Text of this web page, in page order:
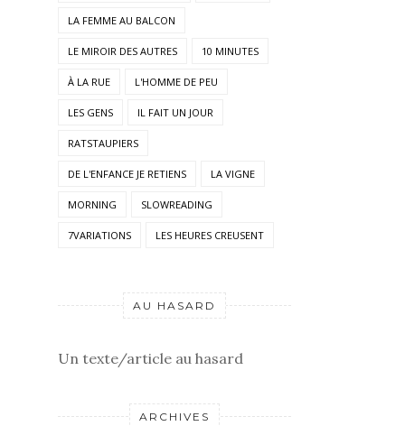
LA FEMME AU BALCON
LE MIROIR DES AUTRES 10 MINUTES
À LA RUE L'HOMME DE PEU
LES GENS IL FAIT UN JOUR
RATSTAUPIERS
DE L'ENFANCE JE RETIENS LA VIGNE
MORNING SLOWREADING
7VARIATIONS LES HEURES CREUSENT
AU HASARD
Un texte/article au hasard
ARCHIVES